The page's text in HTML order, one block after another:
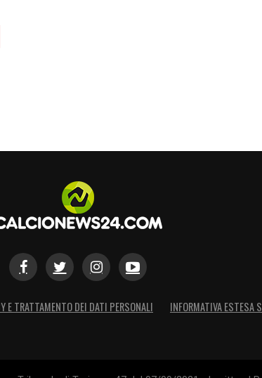
viola ovvero Kouame
E TRATTAMENTO DEI DATI PERSONALI INFORMATIVA ESTESA